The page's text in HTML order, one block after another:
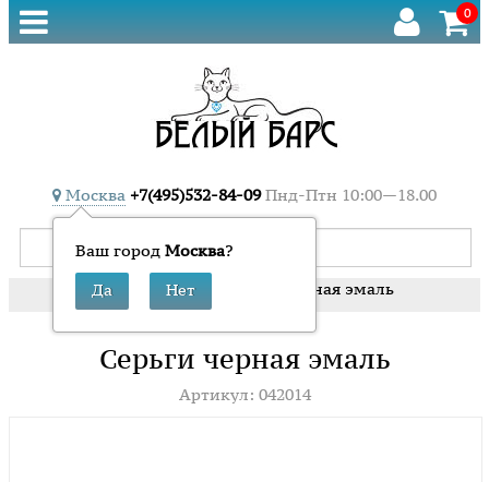
0
Москва
Ваш город Москва?
+7(495)532-84-09 Пнд-Птн 10:00—18.00
Главная Серьги Серьги черная эмаль
Серьги черная эмаль
Артикул: 042014